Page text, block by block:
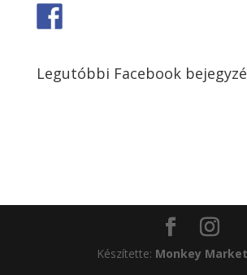
Legutóbbi Facebook
Készítette: Monkey